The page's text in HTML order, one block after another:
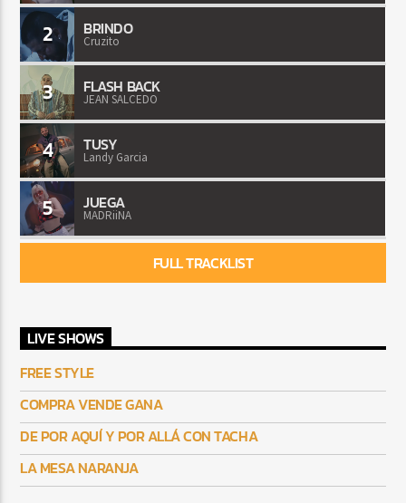
2 BRINDO
Cruzito
3 FLASH BACK
JEAN SALCEDO
4 TUSY
Landy Garcia
5 JUEGA
MADRiiNA
FULL TRACKLIST
LIVE SHOWS
FREE STYLE
COMPRA VENDE GANA
DE POR AQUÍ Y POR ALLÁ CON TACHA
LA MESA NARANJA